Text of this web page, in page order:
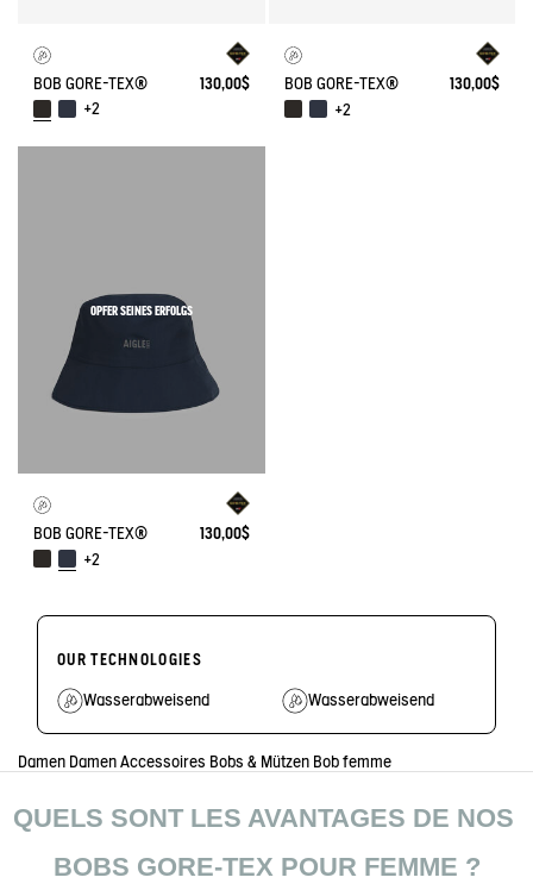
BOB GORE-TEX®
130,00$
+2
BOB GORE-TEX®
130,00$
+2
OPFER SEINES ERFOLGS
BOB GORE-TEX®
130,00$
+2
OUR TECHNOLOGIES
Wasserabweisend Wasserabweisend
Damen Damen Accessoires Bobs & Mützen Bob femme
QUELS SONT LES AVANTAGES DE NOS
BOBS GORE-TEX POUR FEMME ?